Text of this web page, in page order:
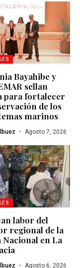
Bayahibe y
sellan
para fortalecer
de los
marinos
Agosto 7, 2026
labor del
regional de la
en La
Agosto 6, 2026